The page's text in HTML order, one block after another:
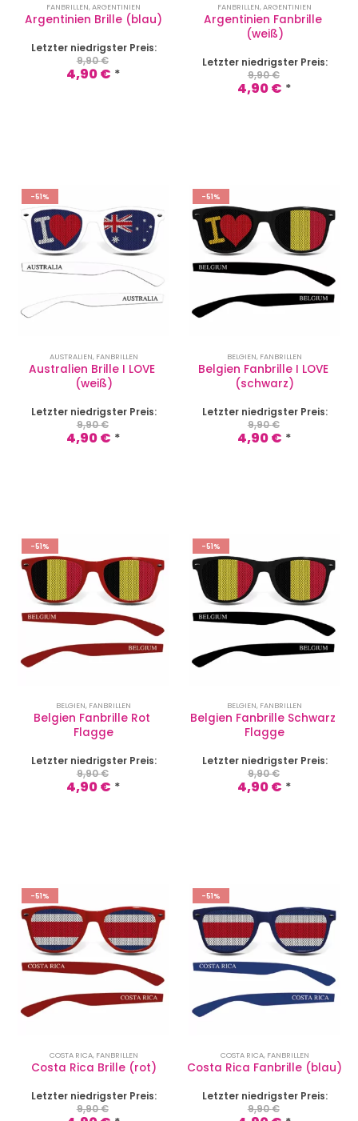
FANBRILLEN,ARGENTINIEN
Argentinien Brille (blau)
Letzter niedrigster Preis:
9,90€
4,90€ *
FANBRILLEN,ARGENTINIEN
Argentinien Fanbrille
(weiß)
Letzter niedrigster Preis:
9,90€
4,90€ *
-51%
AUSTRALIEN, FANBRILLEN
Australien Brille I LOVE
(weiß)
Letzter niedrigster Preis:
9,90€
4,90€ *
-51%
BELGIEN, FANBRILLEN
Belgien Fanbrille I LOVE
(schwarz)
Letzter niedrigster Preis:
9,90€
4,90€ *
-51%
BELGIEN, FANBRILLEN
Belgien Fanbrille Rot
Flagge
Letzter niedrigster Preis:
9,90€
4,90€ *
-51%
BELGIEN, FANBRILLEN
Belgien Fanbrille Schwarz
Flagge
Letzter niedrigster Preis:
9,90€
4,90€ *
-51%
COSTA RICA, FANBRILLEN
Costa Rica Brille (rot)
Letzter niedrigster Preis:
9,90€
-51%
COSTA RICA, FANBRILLEN
Costa Rica Fanbrille (blau)
Letzter niedrigster Preis:
9,90€